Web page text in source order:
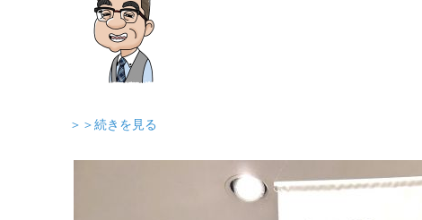
＞＞続きを見る